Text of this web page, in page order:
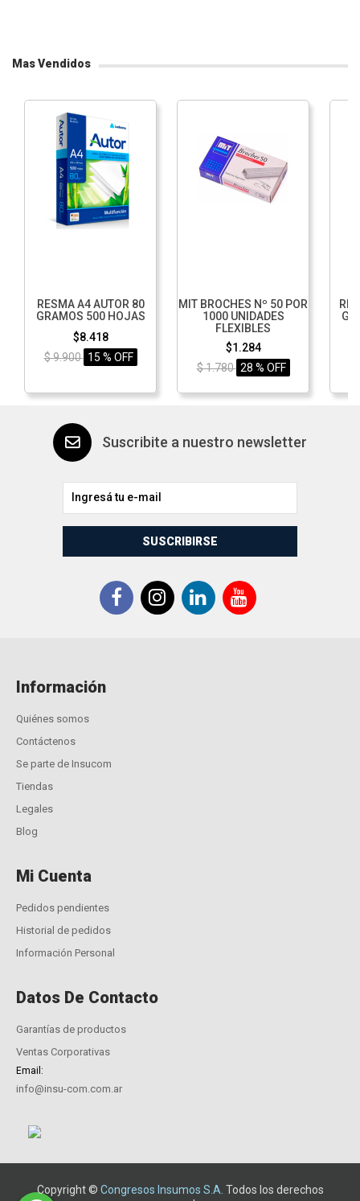
Mas Vendidos
RESMA A4 AUTOR 80
GRAMOS 500 HOJAS
$8.418
$ 9.900 15 % OFF
MIT BROCHES Nº 50 POR
1000 UNIDADES
FLEXIBLES
$1.284
$ 1.780 28 % OFF
Suscribite a nuestro newsletter
SUSCRIBIRSE
Información
Quiénes somos
Contáctenos
Se parte de Insucom
Tiendas
Legales
Blog
Mi Cuenta
Pedidos pendientes
Historial de pedidos
Información Personal
Datos De Contacto
Garantías de productos
Ventas Corporativas
Email:
info@insu-com.com.ar
Copyright © Congresos Insumos S.A. Todos los derechos